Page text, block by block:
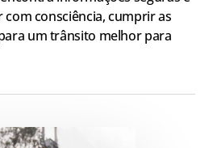
consciência, cumprir as
um trânsito melhor para